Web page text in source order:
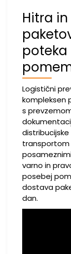
Hitra
poteka
Logistični
kompleksen
s
transportom
varno in
posebej
dostava
dan.